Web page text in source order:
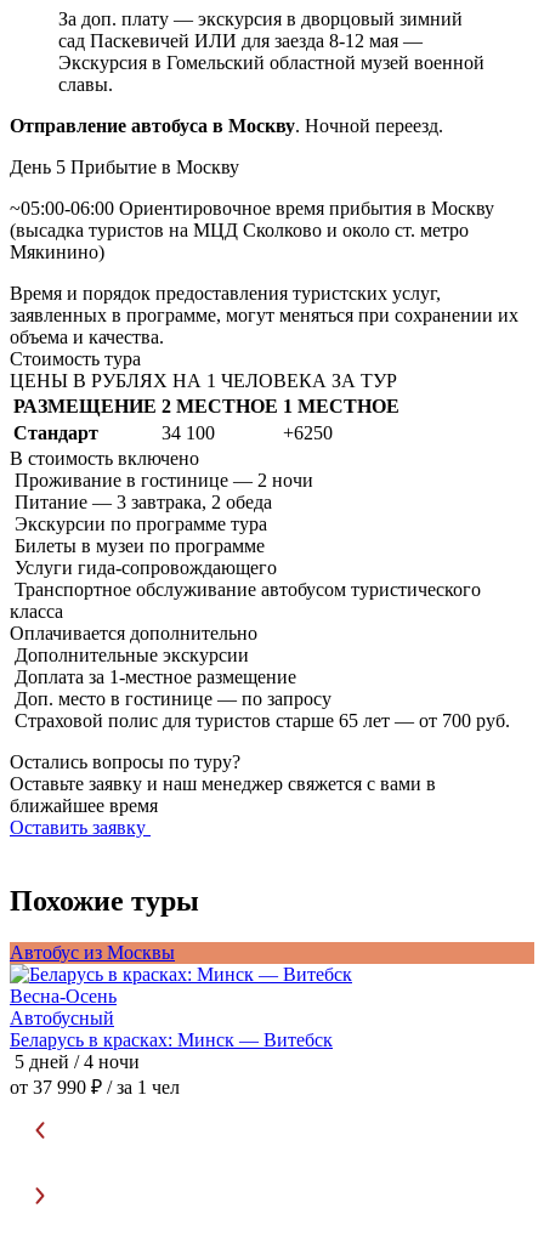
За доп. плату — экскурсия в дворцовый зимний
сад Паскевичей ИЛИ для заезда 8-12 мая —
Экскурсия в Гомельский областной музей военной
славы.
Отправление автобуса в Москву. Ночной переезд.
День 5 Прибытие в Москву
~05:00-06:00 Ориентировочное время прибытия в Москву
(высадка туристов на МЦД Сколково и около ст. метро
Мякинино)
Время и порядок предоставления туристских услуг,
заявленных в программе, могут меняться при сохранении их
объема и качества.
Стоимость тура
ЦЕНЫ В РУБЛЯХ НА 1 ЧЕЛОВЕКА ЗА ТУР
РАЗМЕЩЕНИЕ 2 МЕСТНОЕ 1 МЕСТНОЕ
Стандарт
34 100
+6250
В стоимость включено
Проживание в гостинице — 2 ночи
Питание — 3 завтрака, 2 обеда
Экскурсии по программе тура
Билеты в музеи по программе
Услуги гида-сопровождающего
Транспортное обслуживание автобусом туристического
класса
Оплачивается дополнительно
Дополнительные экскурсии
Доплата за 1-местное размещение
Доп. место в гостинице — по запросу
Страховой полис для туристов старше 65 лет — от 700 руб.
Остались вопросы по туру?
Оставьте заявку и наш менеджер свяжется с вами в
ближайшее время
Оставить заявку
Похожие туры
Автобус из Москвы
Весна-Осень
Автобусный
Беларусь в красках: Минск — Витебск
5 дней / 4 ночи
от 37 990 ₽ / за 1 чел